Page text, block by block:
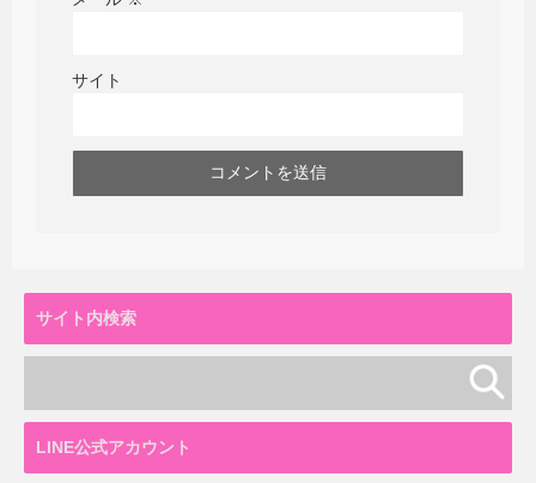
サイト
サイト内検索
LINE公式アカウント